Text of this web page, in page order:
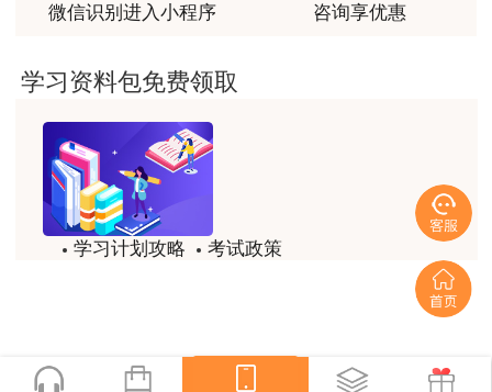
凡有提供虚假证明材料或者以其他不正当手段取得
的，按照《专业技术人员资格考试违纪违规行为处
业技术人员资格考试诚信档案库，纳入全国信用信
息共享平台，向用人单位及社会提供查询，通知报
考人员所在单位，并视情况向社会公布等。报考人
员涉嫌违法犯罪的，依法移送公安机关处理。
根据政府信息公开等规定，考试组织机构、考试主
管部门将根据事前、事中、事后核查情况，通过对
用户m2****66
非常非常非常非常棒！！!！
用户m2****66
非常非常非常非常棒！！!！
土建计量这门课我听了门金瑞和孙琦两位老师的课
试，非常感谢两位老师的课程。
微信识别进入小程序
咨询享优惠
学习资料包免费领取
学习计划攻略
考试政策